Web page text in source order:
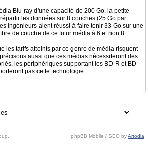
Blu-ray d'une capacité de 200 Go, la petite
les données sur 8 couches (25 Go par
ingénieurs aient réussi à faire tenir 33 Go sur une
de couche de ce futur média à 6 et non 8.
les tarifs atteints par ce genre de média risquent
aussi que ces médias nécessiteront des
les périphériques supportant les BD-R et BD-
pas cette technologie.
phpBB Mobile / SEO byArtodia